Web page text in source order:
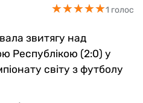
★★★★★
★★★★★1 голос
звитягу над
Республікою (2:0) у
світу з футболу